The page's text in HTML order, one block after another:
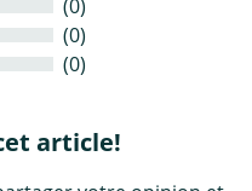
(0)
(0)
(0)
article!